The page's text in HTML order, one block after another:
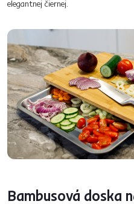
elegantnej čiernej.
Bambusová doska